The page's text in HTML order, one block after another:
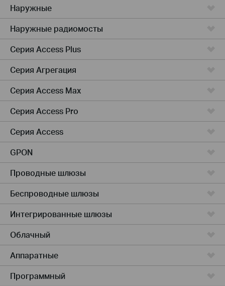
Наружные
Наружные радиомосты
Серия Access Plus
Серия Агрегация
Серия Access Max
Серия Access Pro
Серия Access
GPON
Проводные шлюзы
Беспроводные шлюзы
Интегрированные шлюзы
Облачный
Аппаратные
Программный